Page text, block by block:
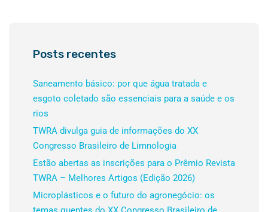
Posts recentes
Saneamento básico: por que água tratada e
esgoto coletado são essenciais para a saúde e os
rios
TWRA divulga guia de informações do XX
Congresso Brasileiro de Limnologia
Estão abertas as inscrições para o Prêmio Revista
TWRA – Melhores Artigos (Edição 2026)
Microplásticos e o futuro do agronegócio: os